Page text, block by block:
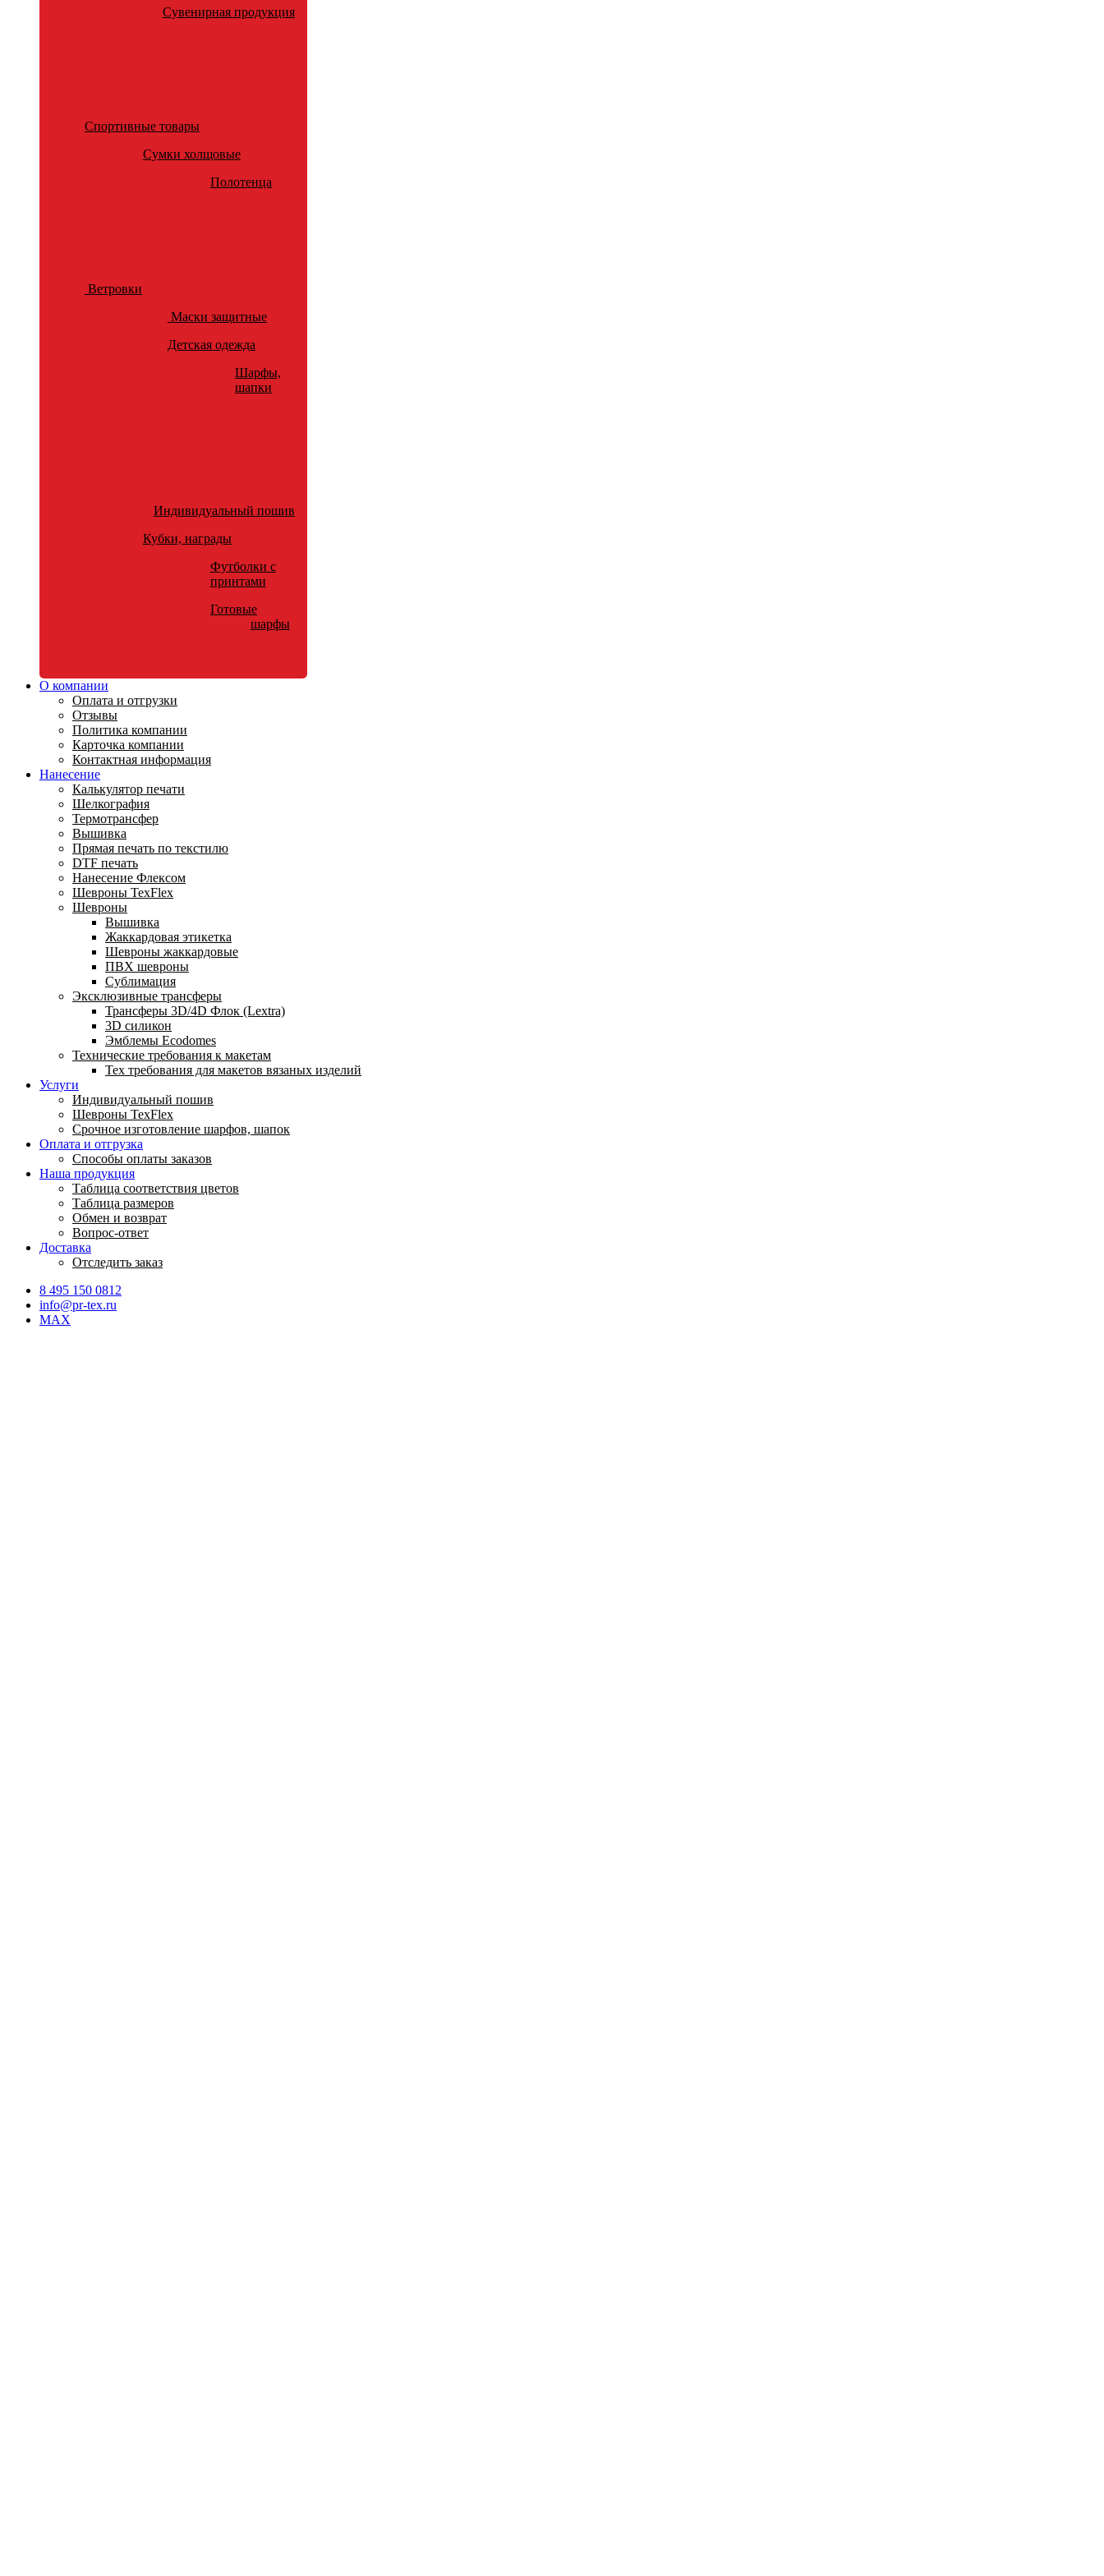
Сувенирная продукция
Спортивные товары
Сумки холщовые
Полотенца
Ветровки
Маски защитные
Детская одежда
Шарфы,
шапки
Индивидуальный пошив
Кубки, награды
Футболки с
принтами
Готовые
шарфы
О компании
Оплата и отгрузки
Отзывы
Политика компании
Карточка компании
Контактная информация
Нанесение
Калькулятор печати
Шелкография
Термотрансфер
Вышивка
Прямая печать по текстилю
DTF печать
Нанесение Флексом
Шевроны TexFlex
Шевроны
Вышивка
Жаккардовая этикетка
Шевроны жаккардовые
ПВХ шевроны
Сублимация
Эксклюзивные трансферы
Трансферы 3D/4D Флок (Lextra)
3D силикон
Эмблемы Ecodomes
Технические требования к макетам
Тех требования для макетов вязаных изделий
Услуги
Индивидуальный пошив
Шевроны TexFlex
Срочное изготовление шарфов, шапок
Оплата и отгрузка
Способы оплаты заказов
Наша продукция
Таблица соответствия цветов
Таблица размеров
Обмен и возврат
Вопрос-ответ
Доставка
Отследить заказ
8 495 150 0812
info@pr-tex.ru
MAX